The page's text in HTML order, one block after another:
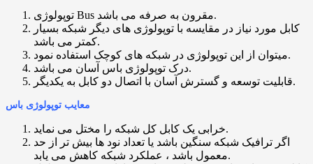
توپولوژی Bus مقرون به صرفه می باشد.
کابل مورد نیاز در مقایسه با توپولوژی های دیگر شبکه بسیار
کمتر می باشد.
میتوان از این توپولوژی در شبکه های کوچک استفاده نمود.
درک توپولوژی باس آسان می باشد.
قابلیت توسعه و گسترش آسان با اتصال دو کابل به یکدیگر.
معایب توپولوژی باس
خرابی یک کابل کل شبکه را مختل می نماید.
اگر ترافیک شبکه سنگین باشد یا تعداد نود ها بیش تر از حد
معمول باشد ، عملکرد شبکه کاهش می یابد.